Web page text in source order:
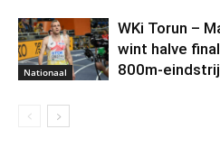
Nationaal
WKi Torun –
wint halve
800m-